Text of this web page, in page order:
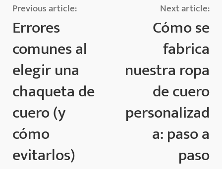
Previous article:
Errores
comunes al
elegir una
chaqueta de
cuero (y
cómo
evitarlos)
Next article:
Cómo se
fabrica
nuestra ropa
de cuero
personalizad
a: paso a
paso